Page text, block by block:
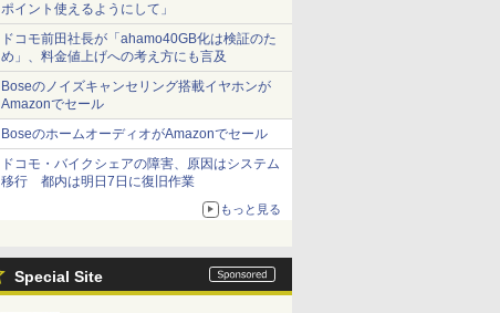
ポイント使えるようにして」
ドコモ前田社長が「ahamo40GB化は検証のた
め」、料金値上げへの考え方にも言及
Boseのノイズキャンセリング搭載イヤホンが
Amazonでセール
BoseのホームオーディオがAmazonでセール
ドコモ・バイクシェアの障害、原因はシステム
移行 都内は明日7日に復旧作業
もっと見る
Special Site